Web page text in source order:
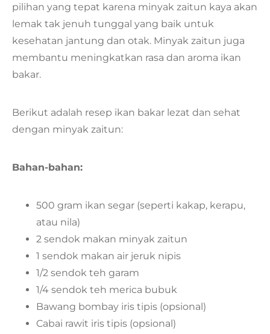
pilihan yang tepat karena minyak zaitun kaya akan
lemak tak jenuh tunggal yang baik untuk
kesehatan jantung dan otak. Minyak zaitun juga
membantu meningkatkan rasa dan aroma ikan
bakar.
Berikut adalah resep ikan bakar lezat dan sehat
dengan minyak zaitun:
Bahan-bahan:
500 gram ikan segar (seperti kakap, kerapu,
atau nila)
2 sendok makan minyak zaitun
1 sendok makan air jeruk nipis
1/2 sendok teh garam
1/4 sendok teh merica bubuk
Bawang bombay iris tipis (opsional)
Cabai rawit iris tipis (opsional)